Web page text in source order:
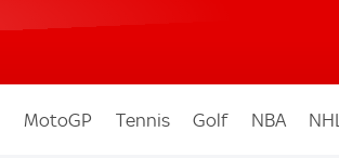
MotoGP Tennis Golf NBA NHL